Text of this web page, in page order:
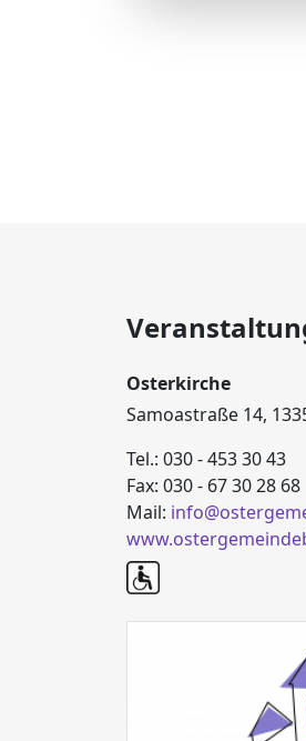
Osterkirche
Samoastraße 14,
Tel.: 030 - 453 30 43
Fax: 030 - 67 30 28 68
Mail: